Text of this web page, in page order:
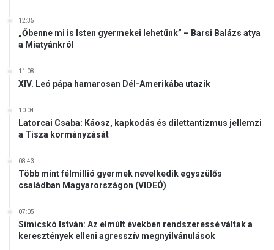
12:35
„Őbenne mi is Isten gyermekei lehetünk” – Barsi Balázs atya
a Miatyánkról
11:08
XIV. Leó pápa hamarosan Dél-Amerikába utazik
10:04
Latorcai Csaba: Káosz, kapkodás és dilettantizmus jellemzi
a Tisza kormányzását
08:43
Több mint félmillió gyermek nevelkedik egyszülős
családban Magyarországon (VIDEÓ)
07:05
Simicskó István: Az elmúlt években rendszeressé váltak a
keresztények elleni agresszív megnyilvánulások